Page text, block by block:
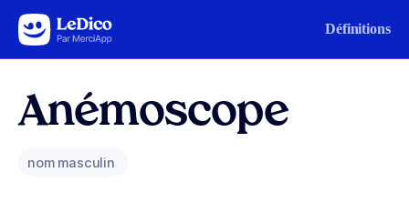
Aller au contenu Définitions
Anémoscope
nom masculin